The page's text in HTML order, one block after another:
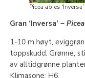
Picea abies ‘Inversa’
Gran ‘Inversa’ –
1-10 m høyt,
toppskudd. Grønne,
av alltidgrønne
Klimasone: H6.